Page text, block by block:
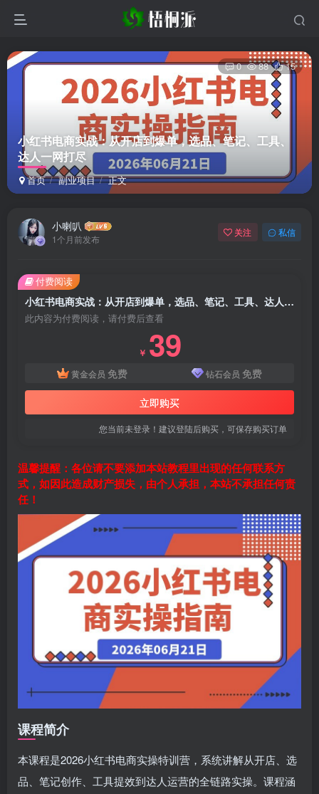
小红书电商实战：从开店到爆单，选品、笔记、工具、
达人一网打尽
首页 副业项目 正文
0 88 15
小喇叭
1个月前发布
关注 私信
小红书电商实战：从开店到爆单，选品、笔记、工具、达人一网打尽
此内容为付费阅读，请付费后查看
￥ 39
黄金会员 免费 钻石会员 免费
立即购买
您当前未登录！建议登陆后购买，可保存购买订单
付费阅读
温馨提醒：各位请不要添加本站教程里出现的任何联系方
式，如因此造成财产损失，由个人承担，本站不承担任何责
任！
课程简介
本课程是2026小红书电商实操特训营，系统讲解从开店、选
品、笔记创作、工具提效到达人运营的全链路实操。课程涵